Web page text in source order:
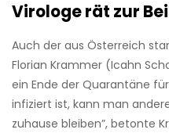
Virologe rät zur
Auch der aus Österreich
Florian Krammer (Icahn
ein Ende der Quarantäne
infiziert ist, kann man
zuhause bleiben”, betonte